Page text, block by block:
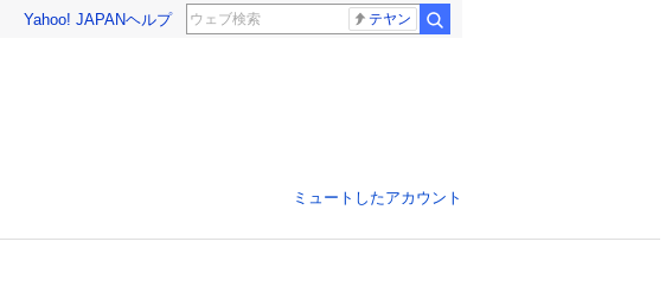
Yahoo! JAPANヘルプ テヤン
ミュートしたアカウント